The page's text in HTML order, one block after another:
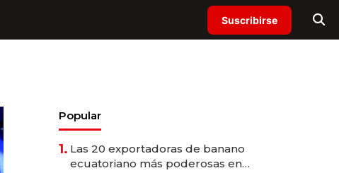
Suscribirse
Popular
1. Las 20 exportadoras de banano
ecuatoriano más poderosas en